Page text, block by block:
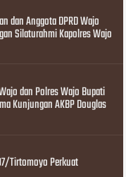
dan Anggota DPRD Wajo
Silaturahmi Kapolres Wajo
dan Polres Wajo Bupati
Kunjungan AKBP Douglas
Tirtomoyo Perkuat